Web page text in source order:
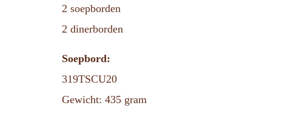
2 soepborden
2 dinerborden
Soepbord:
319TSCU20
Gewicht: 435 gram